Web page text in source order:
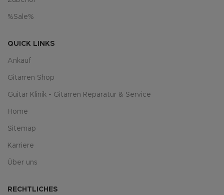
%Sale%
QUICK LINKS
Ankauf
Gitarren Shop
Guitar Klinik - Gitarren Reparatur & Service
Home
Sitemap
Karriere
Über uns
RECHTLICHES